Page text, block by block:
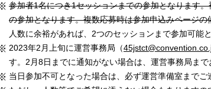
参加者1名につき1セッションまでの参加となります
の参加となります。複数応募時は参加申込みページ
人数に余裕があれば、2つのセッションまで参加可能と
2023年2月上旬に運営事務局（
す。2月8日までに通知がない場合は、運営事務局まで
当日参加不可となった場合は、必ず運営準備室までご